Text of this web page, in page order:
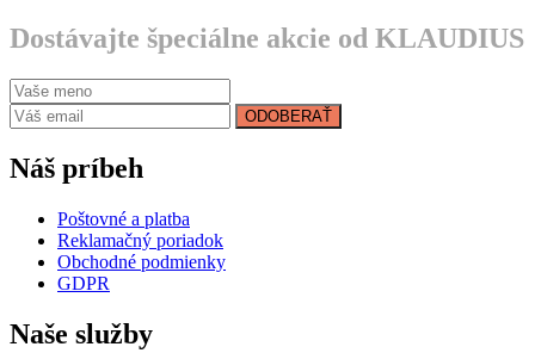
Dostávajte špeciálne akcie od KLAUDIUS
ODOBERAŤ
Náš príbeh
Poštovné a platba
Reklamačný poriadok
Obchodné podmienky
GDPR
Naše služby